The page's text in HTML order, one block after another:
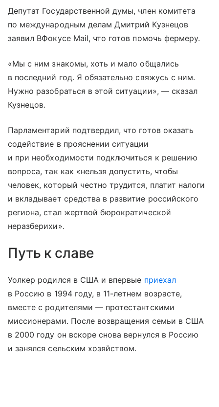
Депутат Государственной думы, член комитета
по международным делам Дмитрий Кузнецов
заявил ВФокусе Mail, что готов помочь фермеру.
«Мы с ним знакомы, хоть и мало общались
в последний год. Я обязательно свяжусь с ним.
Нужно разобраться в этой ситуации», — сказал
Кузнецов.
Парламентарий подтвердил, что готов оказать
содействие в прояснении ситуации
и при необходимости подключиться к решению
вопроса, так как «нельзя допустить, чтобы
человек, который честно трудится, платит налоги
и вкладывает средства в развитие российского
региона, стал жертвой бюрократической
неразберихи».
Путь к славе
Уолкер родился в США и впервые приехал
в Россию в 1994 году, в 11-летнем возрасте,
вместе с родителями — протестантскими
миссионерами. После возвращения семьи в США
в 2000 году он вскоре снова вернулся в Россию
и занялся сельским хозяйством.